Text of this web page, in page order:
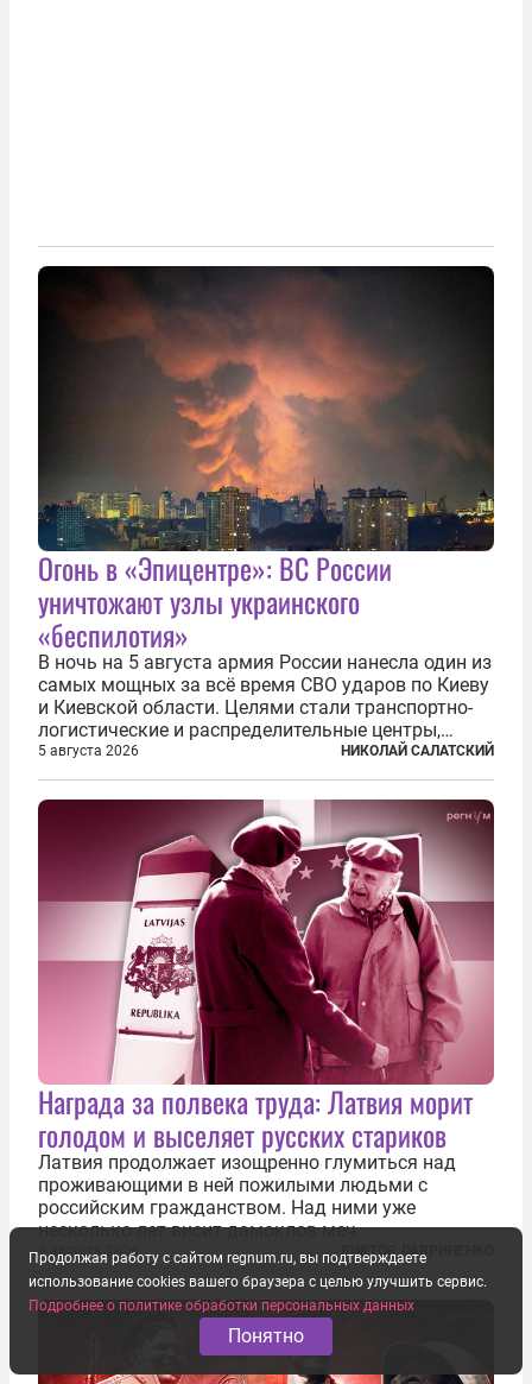
Огонь в «Эпицентре»: ВС России
уничтожают узлы украинского
«беспилотия»
В ночь на 5 августа армия России нанесла один из
самых мощных за всё время СВО ударов по Киеву
и Киевской области. Целями стали транспортно-
логистические и распределительные центры,
которые ВСУ использовали для хранения и
доставки вооружений и грузов военного
назначения. Атака также «накрыла»...
5 августа 2026 НИКОЛАЙ САЛАТСКИЙ
Награда за полвека труда: Латвия морит
голодом и выселяет русских стариков
Латвия продолжает изощренно глумиться над
проживающими в ней пожилыми людьми с
российским гражданством. Над ними уже
несколько лет висит дамоклов меч
насильственного выдворения. Некоторых уже
депортировали, а многие уехали сами, не
дожидаясь изгнания из родных домов. Пожилых
людей, проваливших...
5 августа 2026
Продолжая работу с сайтом regnum.ru, вы подтверждаете
использование cookies вашего браузера с целью улучшить сервис.
Подробнее о политике обработки персональных данных
Понятно